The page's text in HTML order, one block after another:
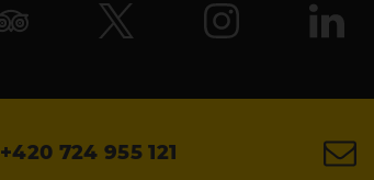
+420 724 955 121